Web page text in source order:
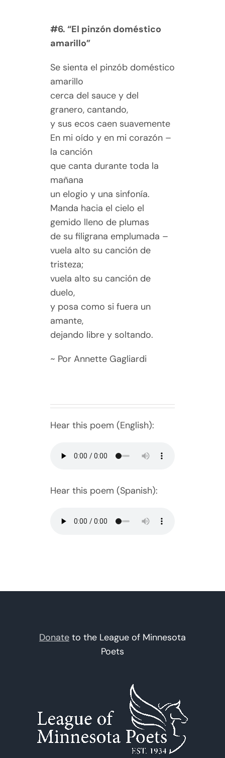
#6. “El pinzón doméstico
amarillo”
Se sienta el pinzób doméstico
amarillo
cerca del sauce y del
granero, cantando,
y sus ecos caen suavemente
En mi oído y en mi corazón –
la canción
que canta durante toda la
mañana
un elogio y una sinfonía.
Manda hacia el cielo el
gemido lleno de plumas
de su filigrana emplumada –
vuela alto su canción de
tristeza;
vuela alto su canción de
duelo,
y posa como si fuera un
amante,
dejando libre y soltando.
~ Por Annette Gagliardi
Hear this poem (English):
Hear this poem (Spanish):
Donateto the League of Minnesota
Poets